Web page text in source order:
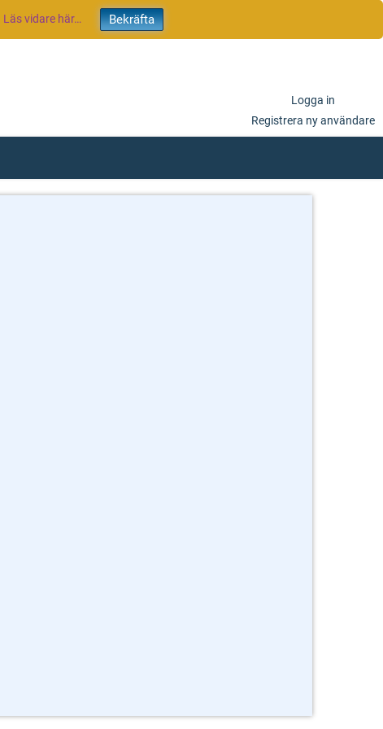
Läs vidare här…
Logga in
Registrera ny användare